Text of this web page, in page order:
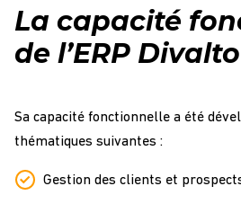
La capacité
de l’ERP Divalto
Sa capacité fonctionnelle a été
thématiques suivantes :
Gestion des clients et